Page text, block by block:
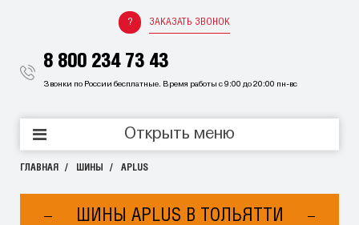
ЗАКАЗАТЬ ЗВОНОК
8 800 234 73 43
Звонки по России бесплатные. Время работы с 9:00 до 20:00 пн-вс
Открыть меню
ГЛАВНАЯ ШИНЫ APLUS
ШИНЫ APLUS В ТОЛЬЯТТИ